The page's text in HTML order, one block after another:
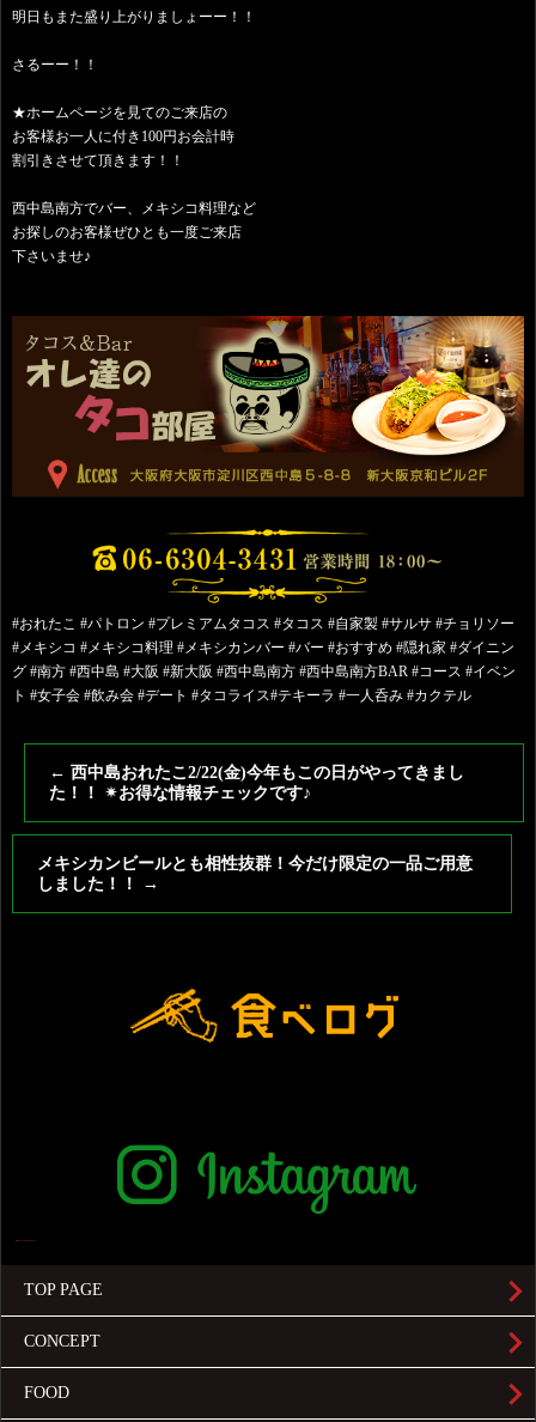
明日もまた盛り上がりましょーー！！
さるーー！！
★ホームページを見てのご来店の
お客様お一人に付き100円お会計時
割引きさせて頂きます！！
西中島南方でバー、メキシコ料理など
お探しのお客様ぜひとも一度ご来店
下さいませ♪
#おれたこ #パトロン #プレミアムタコス #タコス #自家製 #サルサ #チョリソー
#メキシコ #メキシコ料理 #メキシカンバー #バー #おすすめ #隠れ家 #ダイニン
グ #南方 #西中島 #大阪 #新大阪 #西中島南方 #西中島南方BAR #コース #イベン
ト #女子会 #飲み会 #デート #タコライス#テキーラ #一人呑み #カクテル
← 西中島おれたこ2/22(金)今年もこの日がやってきまし
た！！ ✴︎お得な情報チェックです♪
メキシカンビールとも相性抜群！今だけ限定の一品ご用意
しました！！
→
TOP PAGE
CONCEPT
FOOD